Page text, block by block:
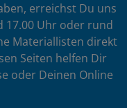
erreichst Du uns
17.00 Uhr oder rund
Materiallisten direkt
Seiten helfen Dir
oder Deinen Online